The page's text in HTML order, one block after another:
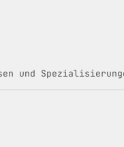
und